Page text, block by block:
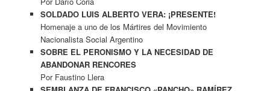
SOLDADO LUIS ALBERTO VERA: ¡PRESENTE!
Homenaje a uno de los Mártires del Movimiento
Nacionalista Social Argentino
SOBRE EL PERONISMO Y LA NECESIDAD DE
ABANDONAR RENCORES
Por Faustino Llera